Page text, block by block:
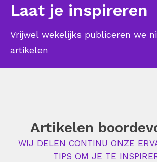
Laat je inspireren
Vrijwel wekelijks publiceren we
artikelen
Artikelen
WIJ DELEN CONTINU ONZE
TIPS OM JE TE